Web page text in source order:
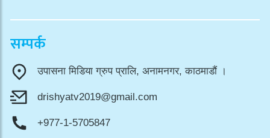
सम्पर्क
उपासना मिडिया ग्रुप प्रालि, अनामनगर, काठमाडौं ।
drishyatv2019@gmail.com
+977-1-5705847